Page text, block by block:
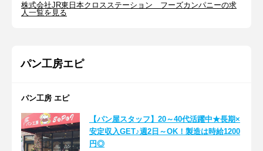
株式会社JR東日本クロスステーション フーズカンパニーの求
人一覧を見る
パン工房エピ
パン工房 エピ
【パン屋スタッフ】20～40代活躍中★長期×
安定収入GET♪週2日～OK！製造は時給1200
円◎